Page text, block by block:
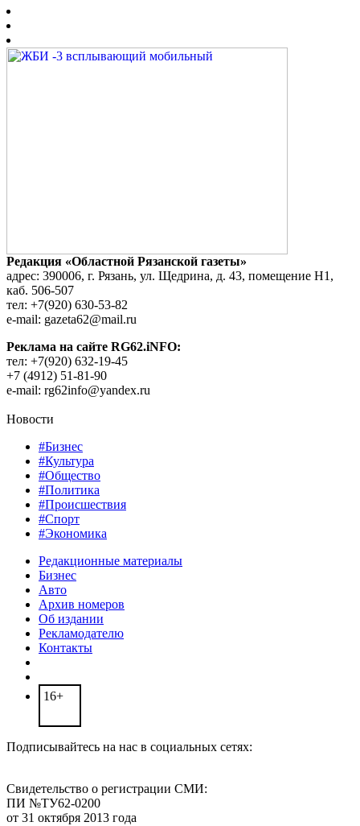
Редакция «Областной Рязанской газеты»
адрес: 390006, г. Рязань, ул. Щедрина, д. 43, помещение Н1,
каб. 506-507
тел: +7(920) 630-53-82
e-mail: gazeta62@mail.ru
Реклама на сайте RG62.iNFO:
тел: +7(920) 632-19-45
+7 (4912) 51-81-90
e-mail: rg62info@yandex.ru
Новости
#Бизнес
#Культура
#Общество
#Политика
#Происшествия
#Спорт
#Экономика
Редакционные материалы
Бизнес
Авто
Архив номеров
Об издании
Рекламодателю
Контакты
16+
Подписывайтесь на нас в социальных сетях:
Свидетельство о регистрации СМИ:
ПИ №ТУ62-0200
от 31 октября 2013 года